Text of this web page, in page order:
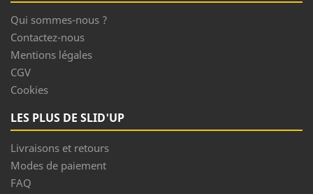
Qui sommes-nous ?
Contactez-nous
Mentions légales
CGV
Cookies
LES PLUS DE SLID'UP
Livraisons et retours
Modes de paiement
FAQ